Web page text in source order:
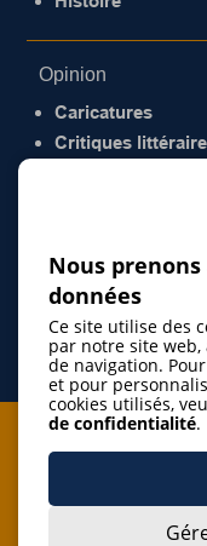
Opinion
Caricatures
Critiques
Je
Nous
données
Ce site utilise des
par notre site web,
de navigation.
et pour
cookies utilisés,
de confidentialité.